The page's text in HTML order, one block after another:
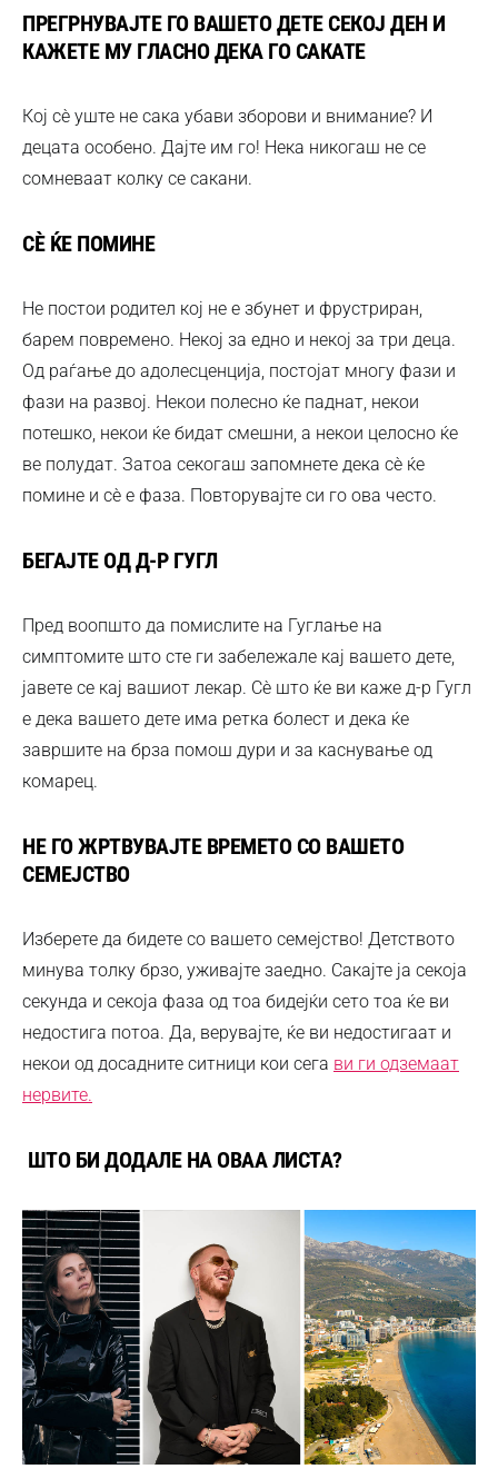
ПРЕГРНУВАЈТЕ ГО ВАШЕТО ДЕТЕ СЕКОЈ ДЕН И
КАЖЕТЕ МУ ГЛАСНО ДЕКА ГО САКАТЕ
Кој сè уште не сака убави зборови и внимание? И
децата особено. Дајте им го! Нека никогаш не се
сомневаат колку се сакани.
СÈ ЌЕ ПОМИНЕ
Не постои родител кој не е збунет и фрустриран,
барем повремено. Некој за едно и некој за три деца.
Од раѓање до адолесценција, постојат многу фази и
фази на развој. Некои полесно ќе паднат, некои
потешко, некои ќе бидат смешни, а некои целосно ќе
ве полудат. Затоа секогаш запомнете дека сè ќе
помине и сè е фаза. Повторувајте си го ова често.
БЕГАЈТЕ ОД Д-Р ГУГЛ
Пред воопшто да помислите на Гуглање на
симптомите што сте ги забележале кај вашето дете,
јавете се кај вашиот лекар. Сè што ќе ви каже д-р Гугл
е дека вашето дете има ретка болест и дека ќе
завршите на брза помош дури и за каснување од
комарец.
НЕ ГО ЖРТВУВАЈТЕ ВРЕМЕТО СО ВАШЕТО
СЕМЕЈСТВО
Изберете да бидете со вашето семејство! Детството
минува толку брзо, уживајте заедно. Сакајте ја секоја
секунда и секоја фаза од тоа бидејќи сето тоа ќе ви
недостига потоа. Да, верувајте, ќе ви недостигаат и
некои од досадните ситници кои сега ви ги одземаат
нервите.
ШТО БИ ДОДАЛЕ НА ОВАА ЛИСТА?